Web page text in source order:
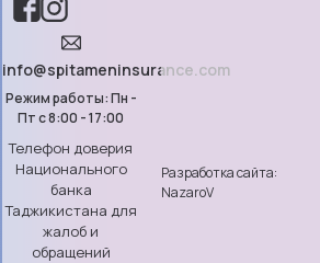
info@spitameninsurance.com
Режим работы: Пн -
Пт с 8:00 - 17:00
Телефон доверия
Национального
банка
Таджикистана для
жалоб и
обращений
Разработка сайта:
NazaroV